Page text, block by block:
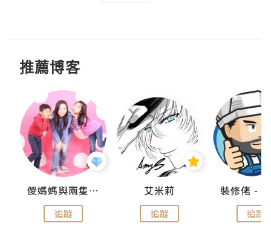
推薦博客
儍媽媽與兩隻小魔怪之家
追蹤
艾米莉
追蹤 追蹤